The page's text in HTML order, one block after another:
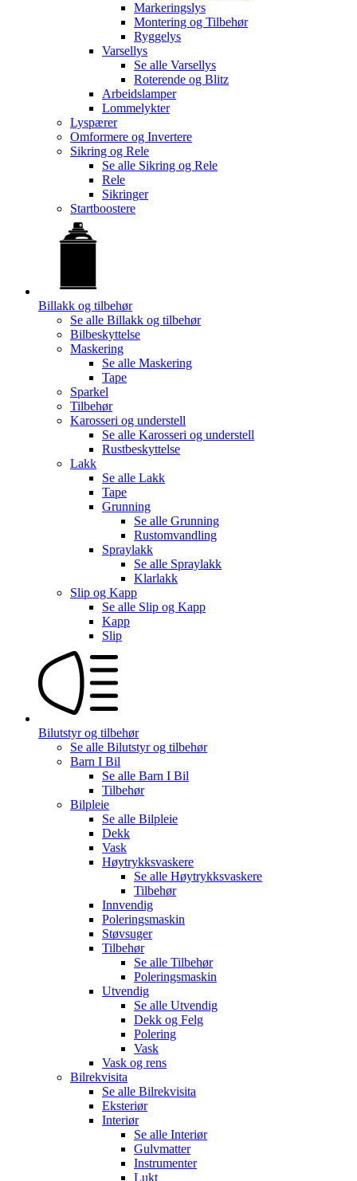
Markeringslys
Montering og Tilbehør
Ryggelys
Varsellys
Se alle Varsellys
Roterende og Blitz
Arbeidslamper
Lommelykter
Lyspærer
Omformere og Invertere
Sikring og Rele
Se alle Sikring og Rele
Rele
Sikringer
Startboostere
Billakk og tilbehør
Se alle Billakk og tilbehør
Bilbeskyttelse
Maskering
Se alle Maskering
Tape
Sparkel
Tilbehør
Karosseri og understell
Se alle Karosseri og understell
Rustbeskyttelse
Lakk
Se alle Lakk
Tape
Grunning
Se alle Grunning
Rustomvandling
Spraylakk
Se alle Spraylakk
Klarlakk
Slip og Kapp
Se alle Slip og Kapp
Kapp
Slip
Bilutstyr og tilbehør
Se alle Bilutstyr og tilbehør
Barn I Bil
Se alle Barn I Bil
Tilbehør
Bilpleie
Se alle Bilpleie
Dekk
Vask
Høytrykksvaskere
Se alle Høytrykksvaskere
Tilbehør
Innvendig
Poleringsmaskin
Støvsuger
Tilbehør
Se alle Tilbehør
Poleringsmaskin
Utvendig
Se alle Utvendig
Dekk og Felg
Polering
Vask
Vask og rens
Bilrekvisita
Se alle Bilrekvisita
Eksteriør
Interiør
Se alle Interiør
Gulvmatter
Instrumenter
Lukt